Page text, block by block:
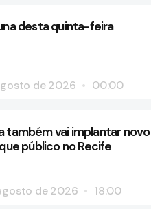
desta quinta-feira
de 2026 00:00
também vai implantar novo
público no Recife
de 2026 18:00